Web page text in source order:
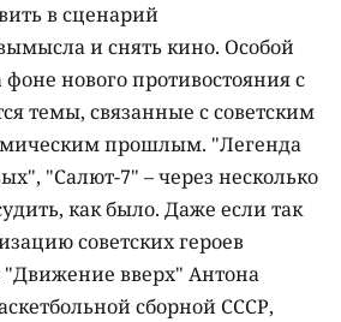
в сценарий
и снять кино. Особой
нового противостояния с
темы, связанные с советским
прошлым. "Легенда
"Салют-7" – через несколько
как было. Даже если так
советских героев
"Движение вверх" Антона
сборной СССР,